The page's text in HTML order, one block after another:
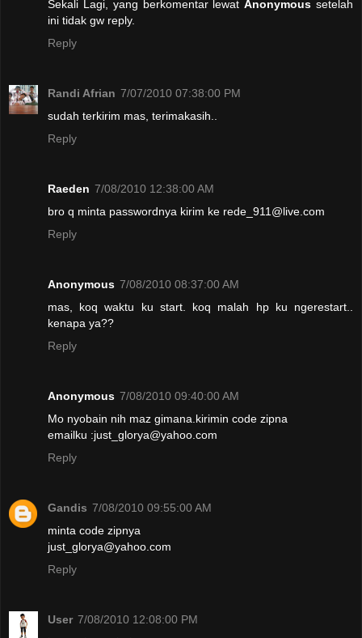
Sekali Lagi, yang berkomentar lewatAnonymous setelah
ini tidak gw reply.
Reply
Randi Afrian 7/07/2010 07:38:00 PM
sudah terkirim mas, terimakasih..
Reply
Raeden 7/08/2010 12:38:00 AM
bro q minta passwordnya kirim ke rede_911@live.com
Reply
Anonymous 7/08/2010 08:37:00 AM
mas, koq waktu ku start. koq malah hp ku ngerestart..
kenapa ya??
Reply
Anonymous 7/08/2010 09:40:00 AM
Mo nyobain nih maz gimana.kirimin code zipna
emailku :just_glorya@yahoo.com
Reply
Gandis 7/08/2010 09:55:00 AM
minta code zipnya
just_glorya@yahoo.com
Reply
User 7/08/2010 12:08:00 PM